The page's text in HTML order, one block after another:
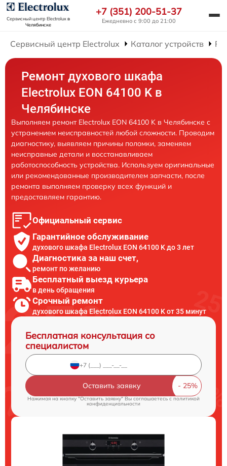
Сервисный центр Electroluxв
Челябинске
+7 (351) 200-51-37
Ежедневно с 9:00 до 21:00
Сервисный центр Electrolux Каталог устройств
Ремонт духового шкафа
Electrolux EON 64100 K в
Челябинске
Выполняем ремонт Electrolux EON 64100 K в Челябинске с
устранением неисправностей любой сложности. Проводим
диагностику, выявляем причины поломки, заменяем
неисправные детали и восстанавливаем
работоспособность устройства. Используем оригинальные
или рекомендованные производителем запчасти, после
ремонта выполняем проверку всех функций и
предоставляем гарантию.
Официальный сервис
Гарантийное обслуживание
духового шкафа Electrolux EON 64100 K до 3 лет
Диагностика за наш счет,
ремонт по желанию
Бесплатный выезд курьера
в день обращения
Срочный ремонт
духового шкафа Electrolux EON 64100 K от 35 минут
Бесплатная консультация со
специалистом
Оставить заявку
Нажимая на кнопку "Оставить заявку" Вы соглашаетесь c политикой
конфиденциальности